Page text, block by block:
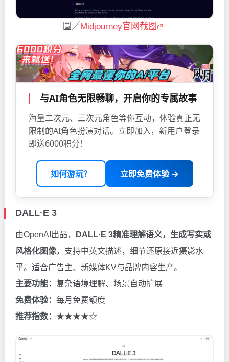
圖／ Midjourney官网截图
与AI角色无限畅聊，开启你的专属故事
海量二次元、三次元角色等你互动，体验真正无
限制的AI角色扮演对话。立即加入，新用户登录
即送6000积分！
如何游玩？ 立即免费体验 →
DALL·E 3
由OpenAI出品，
DALL·E 3精准理解语义，生成写实或
风格化图像，支持中英文描述，细节还原接近摄影水
平。适合广告主、新媒体KV与品牌内容生产。
主要功能： 复杂语境理解、场景自动扩展
免费体验： 每月免费额度
推荐指数： ★★★★☆